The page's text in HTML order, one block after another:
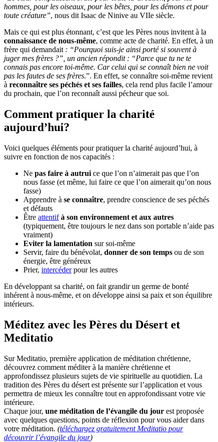
hommes, pour les oiseaux, pour les bêtes, pour les démons et pour
toute créature”, nous dit Isaac de Ninive au VIIe siècle.
Mais ce qui est plus étonnant, c’est que les Pères nous invitent à la
connaissance de nous-même, comme acte de charité. En effet, à un
frère qui demandait : “Pourquoi suis-je ainsi porté si souvent à
juger mes frères ?”, un ancien répondit : “Parce que tu ne te
connais pas encore toi-même. Car celui qui se connaît bien ne voit
pas les fautes de ses frères.”. En effet, se connaître soi-même revient
à reconnaître ses péchés et ses failles, cela rend plus facile l’amour
du prochain, que l’on reconnaît aussi pécheur que soi.
Comment pratiquer la charité
aujourd’hui?
Voici quelques éléments pour pratiquer la charité aujourd’hui, à
suivre en fonction de nos capacités :
Ne pas faire à autrui ce que l’on n’aimerait pas que l’on
nous fasse (et même, lui faire ce que l’on aimerait qu’on nous
fasse)
Apprendre à se connaître, prendre conscience de ses péchés
et défauts
Être attentifà son environnement et aux autres
(typiquement, être toujours le nez dans son portable n’aide pas
vraiment)
Eviter la lamentation sur soi-même
Servir, faire du bénévolat, donner de son temps ou de son
énergie, être généreux
Prier, intercéderpour les autres
En développant sa charité, on fait grandir un germe de bonté
inhérent à nous-même, et on développe ainsi sa paix et son équilibre
intérieurs.
Méditez avec les Pères du Désert et
Meditatio
Sur Meditatio, première application de méditation chrétienne,
découvrez comment méditer à la manière chrétienne et
approfondissez plusieurs sujets de vie spirituelle au quotidien. La
tradition des Pères du désert est présente sur l’application et vous
permettra de mieux les connaître tout en approfondissant votre vie
intérieure.
Chaque jour, une méditation de l’évangile du jour est proposée
avec quelques questions, points de réflexion pour vous aider dans
votre méditation. (téléchargez gratuitement Meditatio pour
découvrir l’évangile du jour)